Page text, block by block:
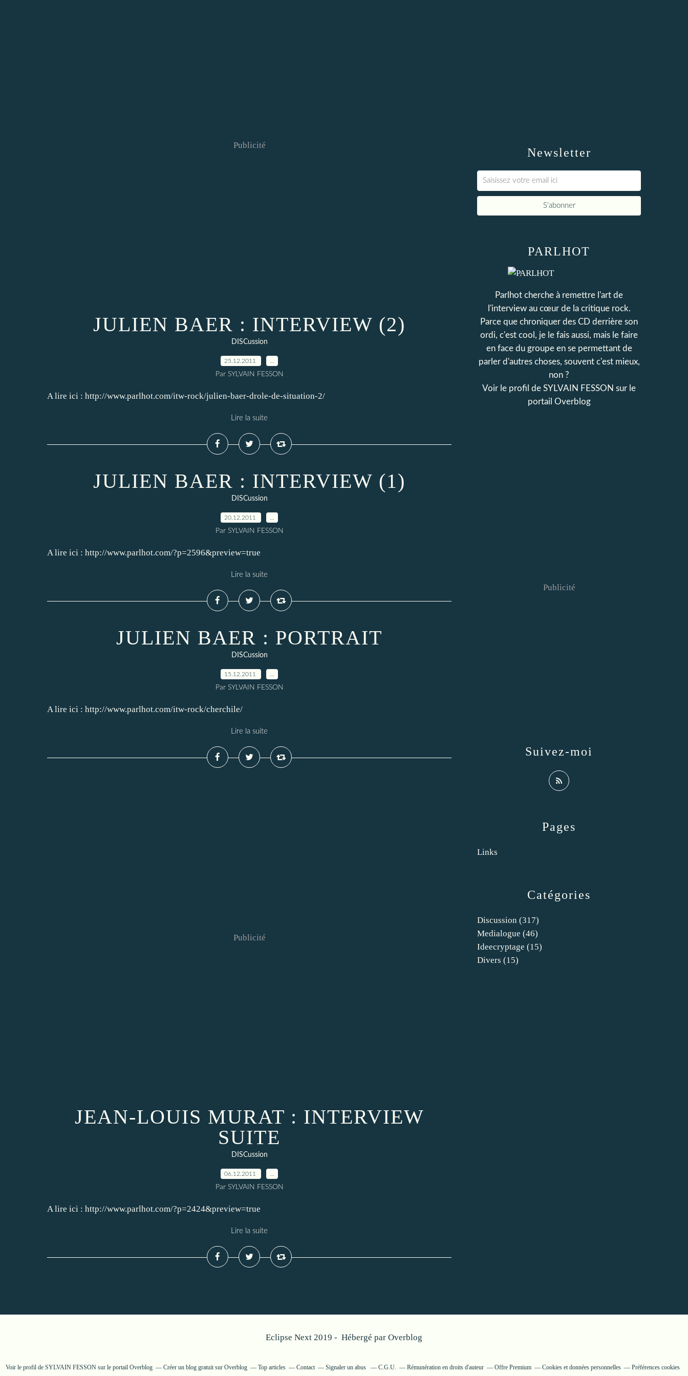
Publicité
JULIEN BAER : INTERVIEW (2)
DISCussion
25.12.2011
Par SYLVAIN FESSON
A lire ici : http://www.parlhot.com/itw-rock/julien-baer-drole-de-situation-2/
Lire la suite
JULIEN BAER : INTERVIEW (1)
DISCussion
20.12.2011
Par SYLVAIN FESSON
A lire ici : http://www.parlhot.com/?p=2596&preview=true
Lire la suite
JULIEN BAER : PORTRAIT
DISCussion
15.12.2011
Par SYLVAIN FESSON
A lire ici : http://www.parlhot.com/itw-rock/cherchile/
Lire la suite
Publicité
JEAN-LOUIS MURAT : INTERVIEW
SUITE
DISCussion
06.12.2011
Par SYLVAIN FESSON
A lire ici : http://www.parlhot.com/?p=2424&preview=true
Lire la suite
Newsletter
Catégories
Discussion (317)
Medialogue (46)
Ideecryptage (15)
Divers (15)
Pages
Links
PARLHOT
Parlhot cherche à remettre l'art de
l'interview au cœur de la critique rock.
Parce que chroniquer des CD derrière son
ordi, c'est cool, je le fais aussi, mais le faire
en face du groupe en se permettant de
parler d'autres choses, souvent c'est mieux,
non ?
Voir le profil de SYLVAIN FESSON sur le
portail Overblog
Suivez-moi
Publicité
Eclipse Next 2019 - Hébergé par Overblog
Voir le profil de SYLVAIN FESSONsur le portail Overblog Créer un blog gratuit sur Overblog Top articles Contact Signaler un abus C.G.U. Rémunération en droits d'auteur Offre Premium Cookies et données personnelles Préférences cookies